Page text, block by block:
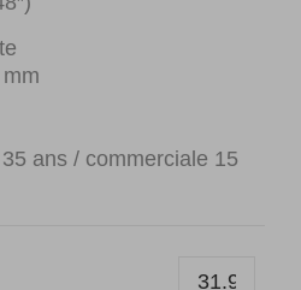
ans / commerciale 15